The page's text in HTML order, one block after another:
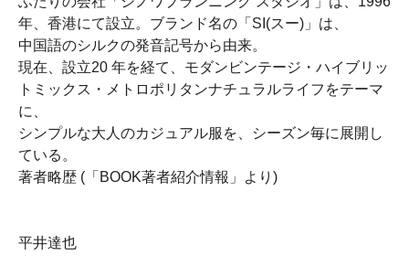
年、香港にて設立。ブランド名の「SI(スー)」は、
中国語のシルクの発音記号から由来。
現在、設立20 年を経て、モダンビンテージ・ハイブリッ
トミックス・メトロポリタンナチュラルライフをテーマ
に、
シンプルな大人のカジュアル服を、シーズン毎に展開し
ている。
著者略歴 (「BOOK著者紹介情報」より)
平井達也